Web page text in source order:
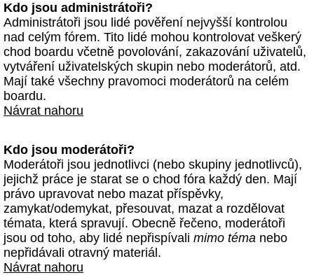
Kdo jsou administrátoři?
Administrátoři jsou lidé pověření nejvyšší kontrolou
nad celým fórem. Tito lidé mohou kontrolovat veškerý
chod boardu včetně povolování, zakazování uživatelů,
vytváření uživatelských skupin nebo moderátorů, atd.
Mají také všechny pravomoci moderátorů na celém
boardu.
Návrat nahoru
Kdo jsou moderátoři?
Moderátoři jsou jednotlivci (nebo skupiny jednotlivců),
jejichž práce je starat se o chod fóra každý den. Mají
právo upravovat nebo mazat příspěvky,
zamykat/odemykat, přesouvat, mazat a rozdělovat
témata, která spravují. Obecně řečeno, moderátoři
jsou od toho, aby lidé nepřispívali mimo téma nebo
nepřidávali otravný materiál.
Návrat nahoru